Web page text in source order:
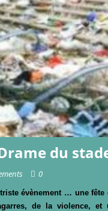
du
0
évènement … une
de la violence, et